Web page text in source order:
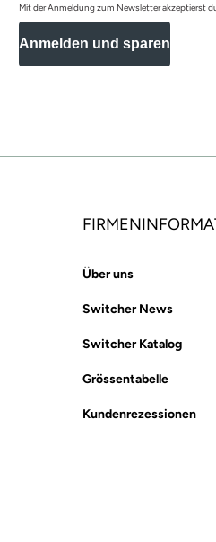
Mit der Anmeldung zum Newsletter akzeptierst
Anmelden und sparen
Über uns
Switcher News
Switcher Katalog
Grössentabelle
Kundenrezessionen